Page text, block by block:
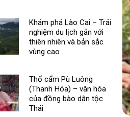
Khám phá Lào Cai – Trải
nghiệm du lịch gắn với
thiên nhiên và bản sắc
vùng cao
Thổ cẩm Pù Luông
(Thanh Hóa) – văn hóa
của đồng bào dân tộc
Thái